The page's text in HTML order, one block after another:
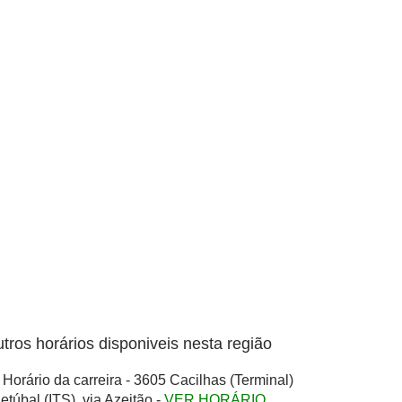
horários disponiveis nesta região
Horário da carreira - 3605 Cacilhas (Terminal)